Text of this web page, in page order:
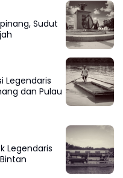
Sudut
Legendaris
dan Pulau
Legendaris